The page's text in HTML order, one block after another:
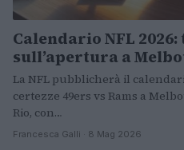
Calendario NFL
sull’apertura a
La NFL pubblicherà il
certezze 49ers vs Rams a
Rio, con…
Francesca Galli · 8 Mag 2026